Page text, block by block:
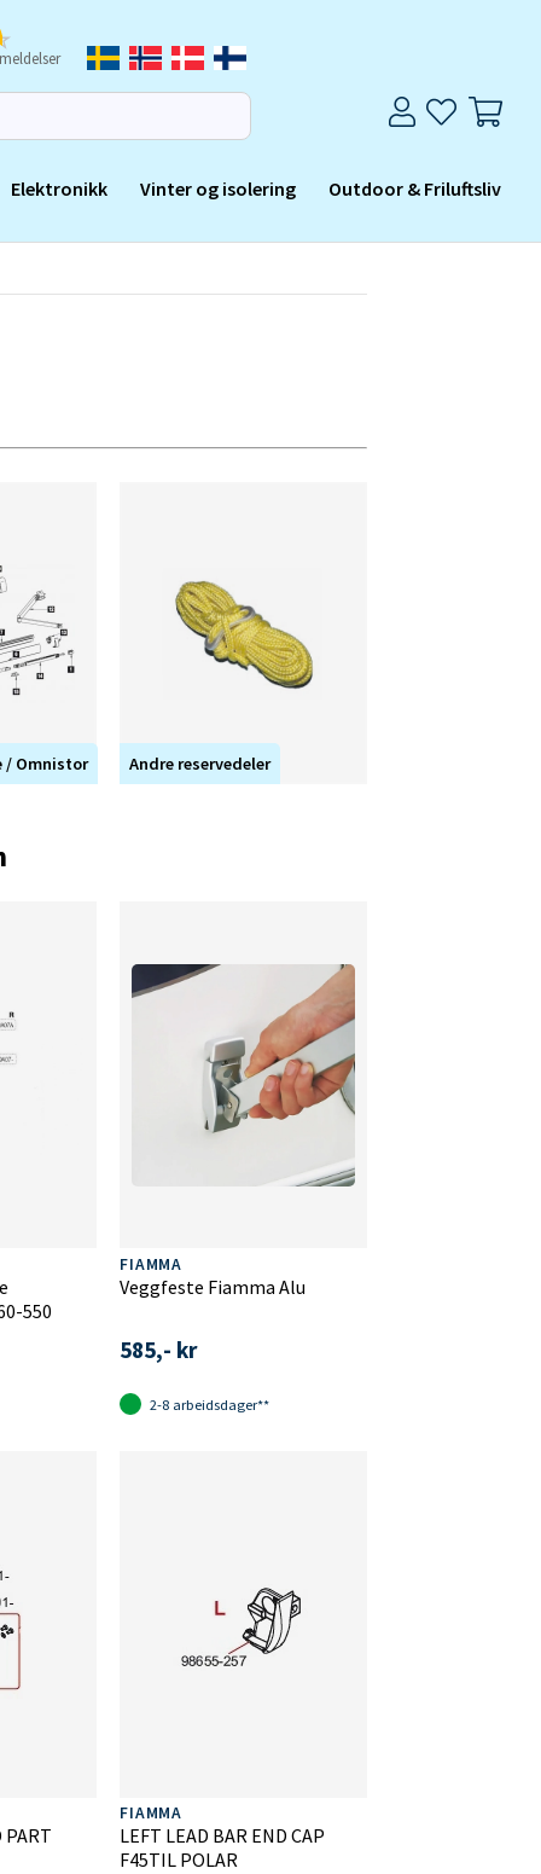
Elektronikk Vinter og isolering Outdoor & Friluftsliv
/ Omnistor Andre reservedeler
550
FIAMMA
Veggfeste Fiamma Alu
585,- kr
2-8 arbeidsdager**
PART
FIAMMA
LEFT LEAD BAR END CAP
F45TIL POLAR